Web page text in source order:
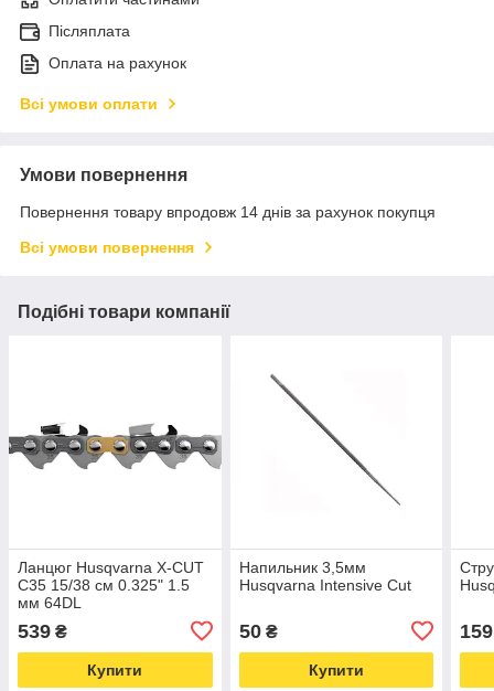
Післяплата
Оплата на рахунок
Всі умови оплати
Умови повернення
Повернення товару впродовж 14 днів за рахунок покупця
Всі умови повернення
Подібні товари компанії
Ланцюг Husqvarna X-CUT
C35 15/38 см 0.325" 1.5
мм 64DL
539 ₴
Купити
Напильник 3,5мм
Husqvarna Intensive Cut
50₴
Купити
159